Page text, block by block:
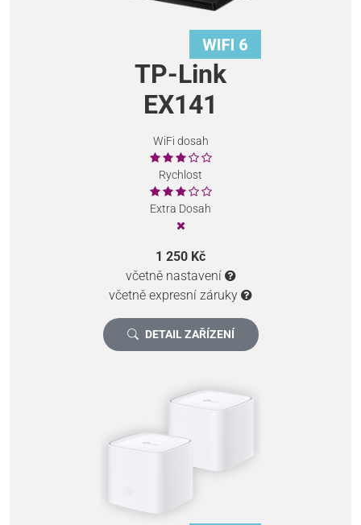
TP-Link
EX141
WiFi dosah
Rychlost
Extra Dosah
1 250 Kč
včetně nastavení
včetně expresní záruky
DETAIL ZAŘÍZENÍ